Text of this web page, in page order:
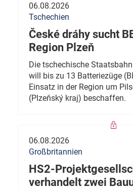
06.08.2026
Tschechien
České dráhy sucht
Region Plzeň
Die tschechische
will bis zu 13 Batteriezüge
Einsatz in der Region um
(Plzeňský kraj) beschaffen.
06.08.2026
Großbritannien
HS2-
verhandelt zwei